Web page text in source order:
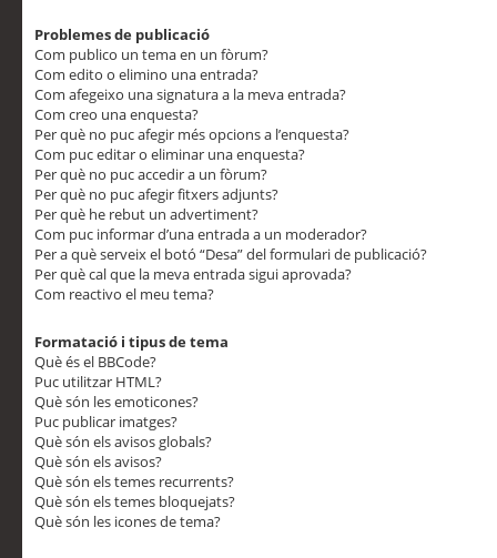
Problemes de publicació
Com publico un tema en un fòrum?
Com edito o elimino una entrada?
Com afegeixo una signatura a la meva entrada?
Com creo una enquesta?
Per què no puc afegir més opcions a l’enquesta?
Com puc editar o eliminar una enquesta?
Per què no puc accedir a un fòrum?
Per què no puc afegir fitxers adjunts?
Per què he rebut un advertiment?
Com puc informar d’una entrada a un moderador?
Per a què serveix el botó “Desa” del formulari de publicació?
Per què cal que la meva entrada sigui aprovada?
Com reactivo el meu tema?
Formatació i tipus de tema
Què és el BBCode?
Puc utilitzar HTML?
Què són les emoticones?
Puc publicar imatges?
Què són els avisos globals?
Què són els avisos?
Què són els temes recurrents?
Què són els temes bloquejats?
Què són les icones de tema?